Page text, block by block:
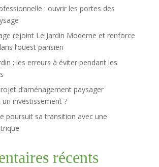
: ouvrir les portes des
rejoint Le Jardin Moderne et renforce
l’ouest parisien
: les erreurs à éviter pendant les
d’aménagement paysager
investissement ?
poursuit sa transition avec une
récents